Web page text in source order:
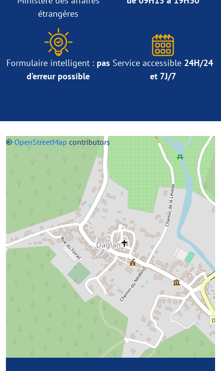
étrangères
Formulaire intelligent : pas
d’erreur possible
Service accessible 24H/24
et 7J/7
+−
©OpenStreetMap contributors